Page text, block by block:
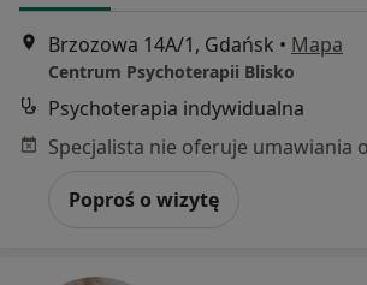
Brzozowa 14A/1, Gdańsk • Mapa
Centrum Psychoterapii Blisko
Psychoterapia indywidualna
Poproś o wizytę